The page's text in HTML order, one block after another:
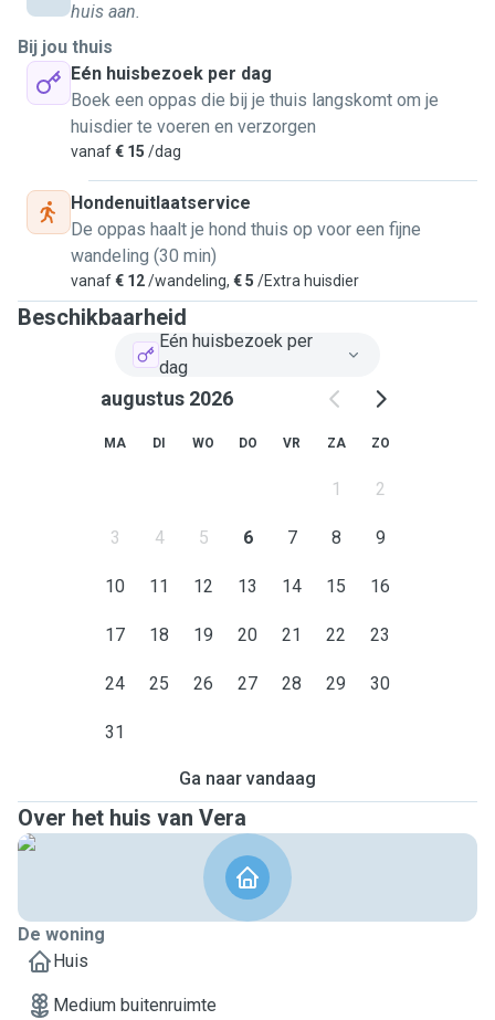
huis aan.
Bij jou thuis
Eén huisbezoek per dag
Boek een oppas die bij je thuis langskomt om je
huisdier te voeren en verzorgen
vanaf€ 15 /dag
Hondenuitlaatservice
De oppas haalt je hond thuis op voor een fijne
wandeling (30 min)
vanaf€ 12/wandeling, € 5 /Extra huisdier
Beschikbaarheid
Eén huisbezoek per
dag
augustus 2026
MA DI WO DO VR ZA ZO
1 2
3 4 5 6 7 8 9
10 11 12 13 14 15 16
17 18 19 20 21 22 23
24 25 26 27 28 29 30
31
Ga naar vandaag
Over het huis van Vera
De woning
Huis
Medium buitenruimte